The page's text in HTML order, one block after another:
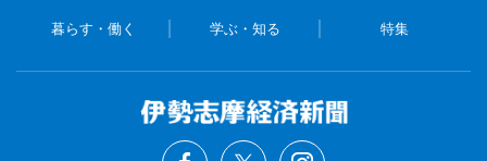
暮らす・働く 学ぶ・知る 特集